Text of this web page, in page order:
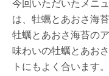
今回いただいたメニ
は、牡蠣とあおさ海
牡蠣とあおさ海苔の
味わいの牡蠣とあお
トにもよく合います。